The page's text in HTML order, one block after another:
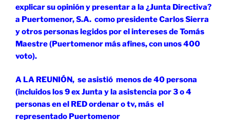
explicar su opinión y presentar a la ¿Junta Directiva?
a Puertomenor, S.A. como presidente Carlos Sierra
y otros personas legidos por el intereses de Tomás
Maestre (Puertomenor más afines, con unos 400
voto).
A LA REUNIÓN, se asistió menos de 40 persona
(incluidos los 9 ex Junta y la asistencia por 3 o 4
personas en el RED ordenar o tv, más el
representado Puertomenor